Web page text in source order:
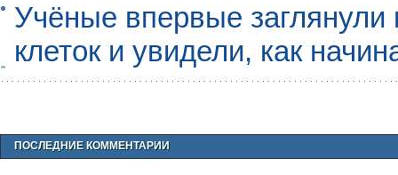
Учёные впервые
клеток и увидели, как
ПОСЛЕДНИЕ КОММЕНТАРИИ